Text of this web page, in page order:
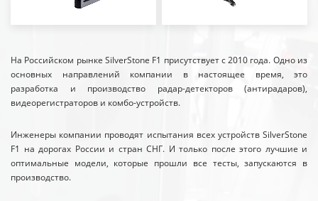
На Российском рынке SilverStone F1 присутствует с 2010 года. Одно из
основных направлений компании в настоящее время, это
разработка и производство радар-детекторов (антирадаров),
видеорегистраторов и комбо-устройств.
Инженеры компании проводят испытания всех устройств SilverStone
F1 на дорогах России и стран СНГ. И только после этого лучшие и
оптимальные модели, которые прошли все тесты, запускаются в
производство.